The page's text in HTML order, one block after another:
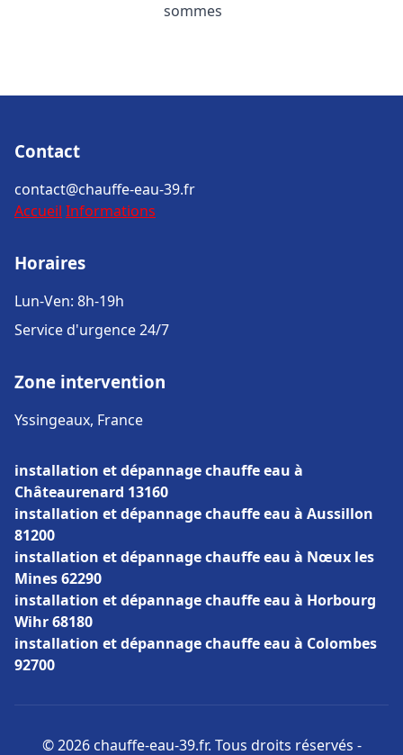
sommes
Contact
contact@chauffe-eau-39.fr
Accueil Informations
Horaires
Lun-Ven: 8h-19h
Service d'urgence 24/7
Zone intervention
Yssingeaux, France
installation et dépannage chauffe eau à
Châteaurenard 13160
installation et dépannage chauffe eau à Aussillon
81200
installation et dépannage chauffe eau à Nœux les
Mines 62290
installation et dépannage chauffe eau à Horbourg
Wihr 68180
installation et dépannage chauffe eau à Colombes
92700
© 2026 chauffe-eau-39.fr. Tous droits réservés -